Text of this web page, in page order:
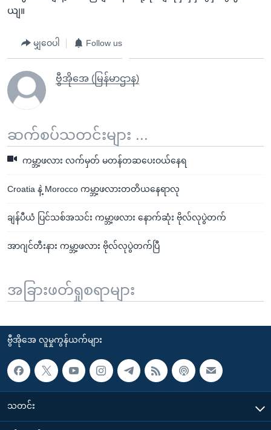
ယျ။
မျှဝေပါ Follow us
ဗွီအိုအေ (မြန်မာဌာန)
ဆက်စပ်သတင်းများ ...
ကမ္ဘာ့ဖလား လက်မှတ် မတန်တဆပေးဝယ်နေရ
Croatia နဲ့ Morocco ကမ္ဘာ့ဖလားတတိယနေရာလု
ချန်ပီယံ ပြင်သစ်အသင်း ကမ္ဘာ့ဖလား နောက်ဆုံး ဗိုလ်လုပွဲတက်
အာဂျင်တီးနား ကမ္ဘာ့ဖလား ဗိုလ်လုပွဲတက်ပြီ
အခြားဖတ်ရှုစရာများ
ဗွီအိုအေ လူမှုကွန်ယက်များ
သတင်း